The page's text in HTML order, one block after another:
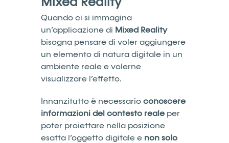
Quando ci si immagina
un’applicazione di Mixed Reality
bisogna pensare di voler aggiungere
un elemento di natura digitale in un
ambiente reale e volerne
visualizzare l’effetto.
Innanzitutto è necessario conoscere
informazioni del contesto reale per
poter proiettare nella posizione
esatta l’oggetto digitale e non solo